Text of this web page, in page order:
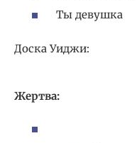
Ты девушка
Доска Уиджи:
Жертва: